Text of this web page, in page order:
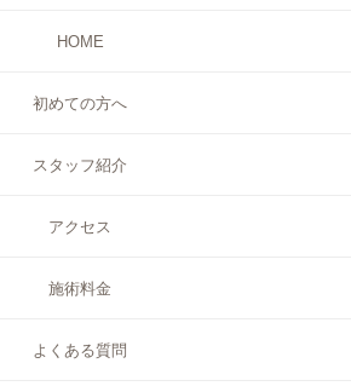
HOME
初めての方へ
スタッフ紹介
アクセス
施術料金
よくある質問